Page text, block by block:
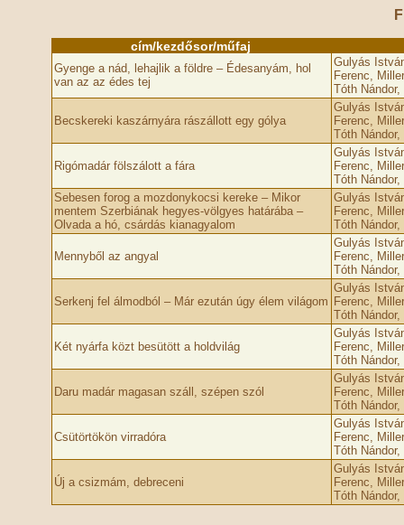
cím/kezdősor/műfaj
Gyenge a nád, lehajlik a földre – Édesanyám, hol
van az az édes tej
Gulyás
Ferenc,
Tóth
Becskereki kaszárnyára rászállott egy gólya
Gulyás
Ferenc,
Tóth
Rigómadár fölszálott a fára
Gulyás
Ferenc,
Tóth
Sebesen forog a mozdonykocsi kereke – Mikor
mentem Szerbiának hegyes-völgyes határába –
Olvada a hó, csárdás kianagyalom
Gulyás
Ferenc,
Tóth
Mennyből az angyal
Gulyás
Ferenc,
Tóth
Serkenj fel álmodból – Már ezután úgy élem világom
Gulyás
Ferenc,
Tóth
Két nyárfa közt besütött a holdvilág
Gulyás
Ferenc,
Tóth
Daru madár magasan száll, szépen szól
Gulyás
Ferenc,
Tóth
Csütörtökön virradóra
Gulyás
Ferenc,
Tóth
Új a csizmám, debreceni
Gulyás
Ferenc,
Tóth